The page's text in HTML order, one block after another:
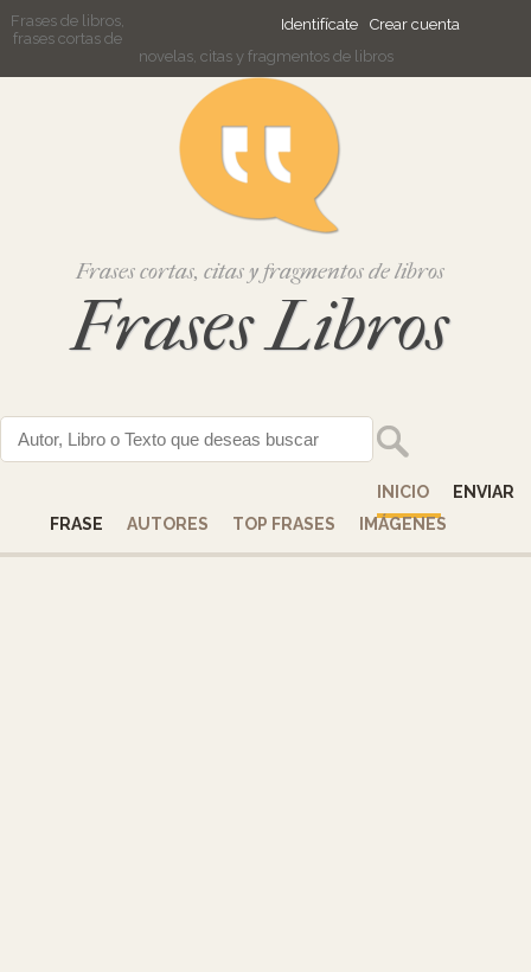
Identifícate Crear cuenta
Frases de libros,
frases cortas de
novelas, citas y fragmentos de libros
Frases cortas, citas y fragmentos de libros
Frases Libros
INICIO
ENVIAR
FRASE
AUTORES TOP FRASES IMÁGENES